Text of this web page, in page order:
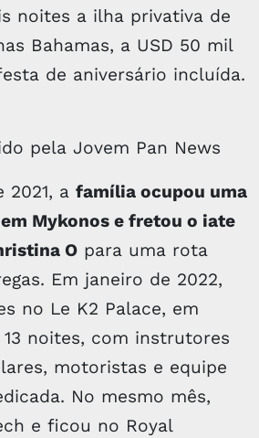
noites a ilha privativa de
Bahamas, a USD 50 mil
de aniversário incluída.
pela Jovem Pan News
2021, a família ocupou uma
Mykonos e fretou o iate
O para uma rota
Em janeiro de 2022,
no Le K2 Palace, em
noites, com instrutores
motoristas e equipe
No mesmo mês,
e ficou no Royal